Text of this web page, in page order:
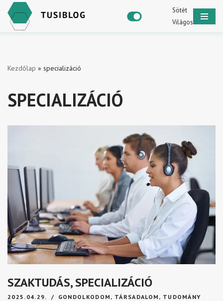
Skip
Sötét
Világos
Kezdőlap » specializáció
SPECIALIZÁCIÓ
SZAKTUDÁS, SPECIALIZÁCIÓ
2025.04.29. GONDOLKODOM , TÁRSADALOM , TUDOMÁNY